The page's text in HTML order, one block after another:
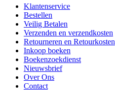
Klantenservice
Bestellen
Veilig Betalen
Verzenden en verzendkosten
Retourneren en Retourkosten
Inkoop boeken
Boekenzoekdienst
Nieuwsbrief
Over Ons
Contact